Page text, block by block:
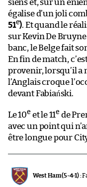
siens et, sur un
égalise d’un joli
51e). Et quand le
sur Kevin De
banc, le Belge fait
En fin de match,
provenir, lorsqu’il a
l’Anglais croque
devant Fabiański.
Le 10e et le 11e de
avec un point qui
être longue pour
West Ham (5-4-1) :